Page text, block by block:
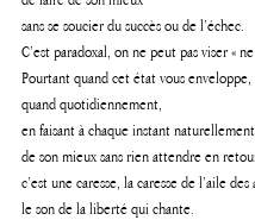
sans se soucier du succès ou de l’échec.
C’est paradoxal, on ne peut pas viser «
Pourtant quand cet état vous enveloppe,
quand quotidiennement,
en faisant à chaque instant naturellement
de son mieux sans rien attendre en
c’est une caresse, la caresse de l’aile des
le son de la liberté qui chante.